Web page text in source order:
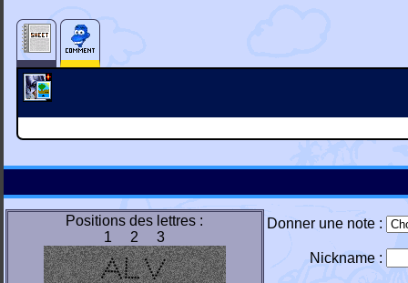
Positions des lettres :
1 2 3
Donner une note :
Nickname :